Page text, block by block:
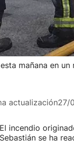
mañana en
actualización27/
El incendio
Sebastián se ha